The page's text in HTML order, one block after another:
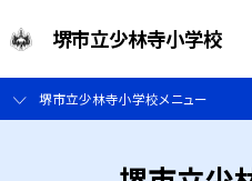
堺市立少林寺小学校
堺市立少林寺小学校メニュー